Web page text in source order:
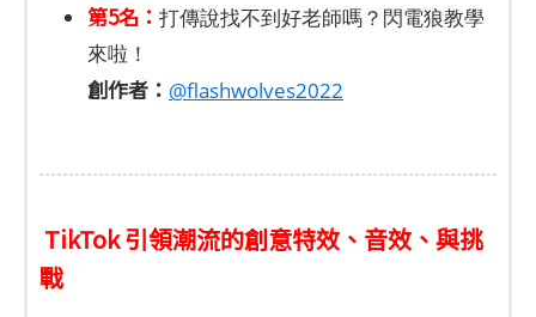
第5名： 打傳說找不到好老師嗎？閃電狼教學
來啦！
創作者： @flashwolves2022
TikTok 引領潮流的創意特效、音效、與挑
戰